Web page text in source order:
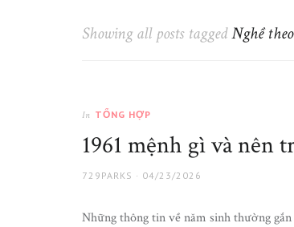
Showing all posts taggedNghề
In TỔNG HỢP
1961 mệnh gì và nên
AUTHOR
729PARKS
POSTED
04/23/2026
Những thông tin về năm sinh thường